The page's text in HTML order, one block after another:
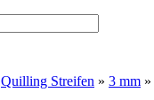
Quilling Streifen » 3 mm »